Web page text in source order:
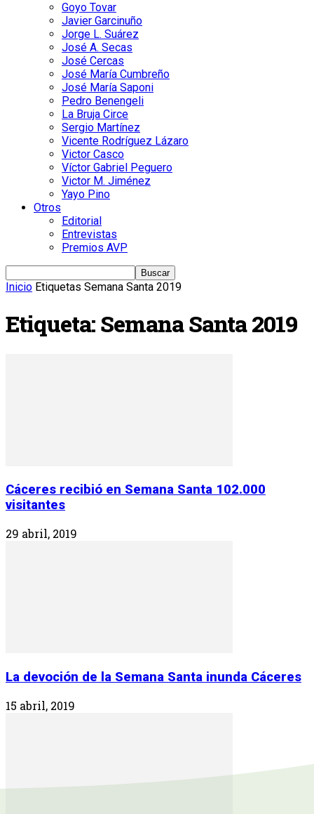
Goyo Tovar
Javier Garcinuño
Jorge L. Suárez
José A. Secas
José Cercas
José María Cumbreño
José María Saponi
Pedro Benengeli
La Bruja Circe
Sergio Martínez
Vicente Rodríguez Lázaro
Victor Casco
Víctor Gabriel Peguero
Victor M. Jiménez
Yayo Pino
Otros
Editorial
Entrevistas
Premios AVP
Inicio Etiquetas Semana Santa 2019
Etiqueta: Semana Santa 2019
Cáceres recibió en Semana Santa 102.000
visitantes
29 abril, 2019
La devoción de la Semana Santa inunda Cáceres
15 abril, 2019